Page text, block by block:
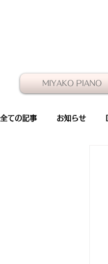
MIYAKO PIANO
全ての記事 お知らせ